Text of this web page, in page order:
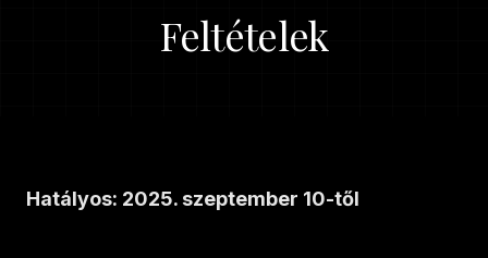
Feltételek
Hatályos: 2025. szeptember 10-től